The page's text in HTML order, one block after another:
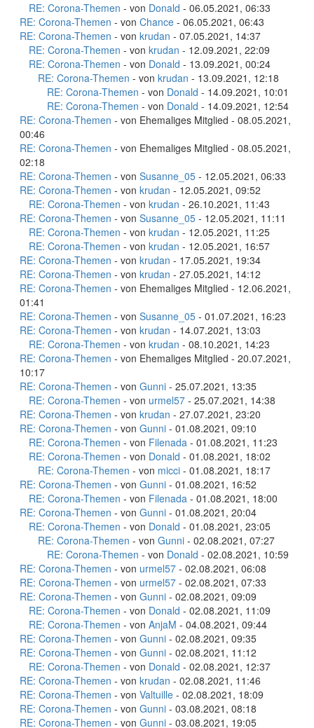
RE: Corona-Themen - von Donald - 06.05.2021, 06:33
RE: Corona-Themen - von Chance - 06.05.2021, 06:43
RE: Corona-Themen - von krudan - 07.05.2021, 14:37
RE: Corona-Themen - von krudan - 12.09.2021, 22:09
RE: Corona-Themen - von Donald - 13.09.2021, 00:24
RE: Corona-Themen - von krudan - 13.09.2021, 12:18
RE: Corona-Themen - von Donald - 14.09.2021, 10:01
RE: Corona-Themen - von Donald - 14.09.2021, 12:54
RE: Corona-Themen - von Ehemaliges Mitglied - 08.05.2021,
00:46
RE: Corona-Themen - von Ehemaliges Mitglied - 08.05.2021,
02:18
RE: Corona-Themen - von Susanne_05 - 12.05.2021, 06:33
RE: Corona-Themen - von krudan - 12.05.2021, 09:52
RE: Corona-Themen - von krudan - 26.10.2021, 11:43
RE: Corona-Themen - von Susanne_05 - 12.05.2021, 11:11
RE: Corona-Themen - von krudan - 12.05.2021, 11:25
RE: Corona-Themen - von krudan - 12.05.2021, 16:57
RE: Corona-Themen - von krudan - 17.05.2021, 19:34
RE: Corona-Themen - von krudan - 27.05.2021, 14:12
RE: Corona-Themen - von Ehemaliges Mitglied - 12.06.2021,
01:41
RE: Corona-Themen - von Susanne_05 - 01.07.2021, 16:23
RE: Corona-Themen - von krudan - 14.07.2021, 13:03
RE: Corona-Themen - von krudan - 08.10.2021, 14:23
RE: Corona-Themen - von Ehemaliges Mitglied - 20.07.2021,
10:17
RE: Corona-Themen - von Gunni - 25.07.2021, 13:35
RE: Corona-Themen - von urmel57 - 25.07.2021, 14:38
RE: Corona-Themen - von krudan - 27.07.2021, 23:20
RE: Corona-Themen - von Gunni - 01.08.2021, 09:10
RE: Corona-Themen - von Filenada - 01.08.2021, 11:23
RE: Corona-Themen - von Donald - 01.08.2021, 18:02
RE: Corona-Themen - von micci - 01.08.2021, 18:17
RE: Corona-Themen - von Gunni - 01.08.2021, 16:52
RE: Corona-Themen - von Filenada - 01.08.2021, 18:00
RE: Corona-Themen - von Gunni - 01.08.2021, 20:04
RE: Corona-Themen - von Donald - 01.08.2021, 23:05
RE: Corona-Themen - von Gunni - 02.08.2021, 07:27
RE: Corona-Themen - von Donald - 02.08.2021, 10:59
RE: Corona-Themen - von urmel57 - 02.08.2021, 06:08
RE: Corona-Themen - von urmel57 - 02.08.2021, 07:33
RE: Corona-Themen - von Gunni - 02.08.2021, 09:09
RE: Corona-Themen - von Donald - 02.08.2021, 11:09
RE: Corona-Themen - von AnjaM - 04.08.2021, 09:44
RE: Corona-Themen - von Gunni - 02.08.2021, 09:35
RE: Corona-Themen - von Gunni - 02.08.2021, 11:12
RE: Corona-Themen - von Donald - 02.08.2021, 12:37
RE: Corona-Themen - von krudan - 02.08.2021, 11:46
RE: Corona-Themen - von Valtuille - 02.08.2021, 18:09
RE: Corona-Themen - von Gunni - 03.08.2021, 08:18
RE: Corona-Themen - von Gunni - 03.08.2021, 19:05